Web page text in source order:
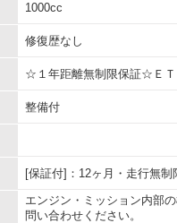
1000cc
修復歴なし
☆１年距離無制限保証☆Ｅ
整備付
[保証付]：12ヶ月・走行無制
エンジン・ミッション内部
問い合わせください。